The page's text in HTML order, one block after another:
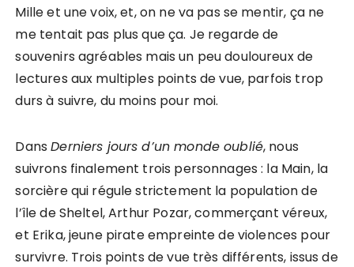
Mille et une voix, et, on ne va pas se mentir, ça ne
me tentait pas plus que ça. Je regarde de
souvenirs agréables mais un peu douloureux de
lectures aux multiples points de vue, parfois trop
durs à suivre, du moins pour moi.
DansDerniers jours d’un monde oublié, nous
suivrons finalement trois personnages : la Main, la
sorcière qui régule strictement la population de
l’île de Sheltel, Arthur Pozar, commerçant véreux,
et Erika, jeune pirate empreinte de violences pour
survivre. Trois points de vue très différents, issus de